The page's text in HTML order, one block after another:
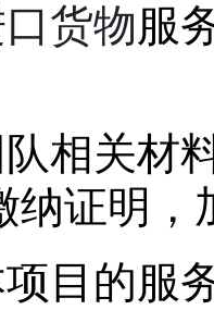
货物服
相关材
纳证明，
目的服